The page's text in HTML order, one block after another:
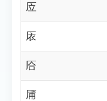
㕇
㕈
㕉
㕊